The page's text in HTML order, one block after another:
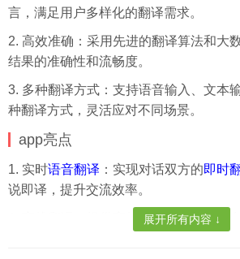
言，满足用户多样化的翻译需求。
2. 高效准确：采用先进的翻译算法和大
结果的准确性和流畅度。
3. 多种翻译方式：支持语音输入、文本
种翻译方式，灵活应对不同场景。
app亮点
1. 实时语音翻译 ：实现对话双方的即时
说即译，提升交流效率。
2. 离线翻译：提供离线模式，即使在没
展开所有内容 ↓